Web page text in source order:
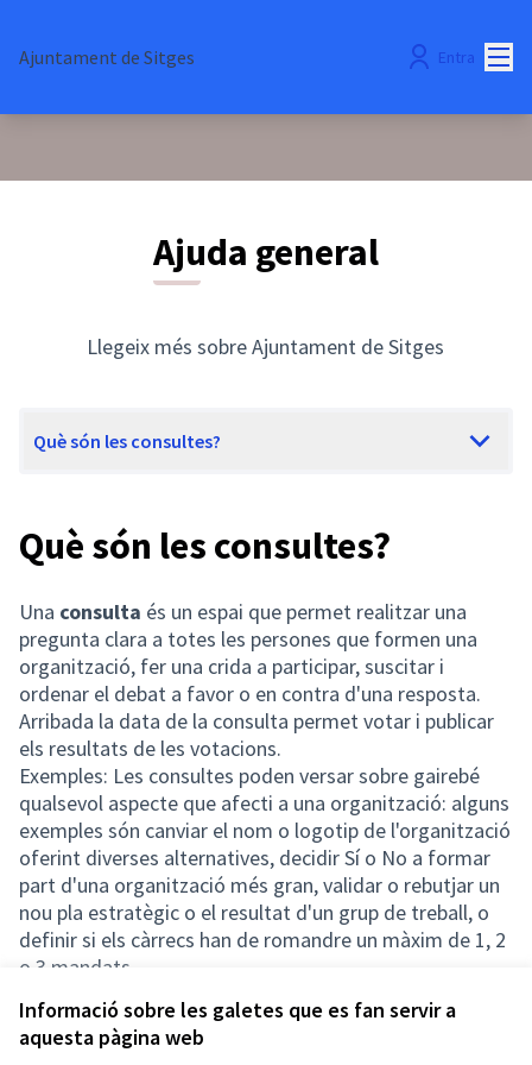
Informació sobre les galetes que es fan servir a
aquesta pàgina web
Ajuntament de Sitges Entra
Ajuda general
Llegeix més sobre Ajuntament de Sitges
Què són les consultes?
Què són les consultes?
Una consulta és un espai que permet realitzar una
pregunta clara a totes les persones que formen una
organització, fer una crida a participar, suscitar i
ordenar el debat a favor o en contra d'una resposta.
Arribada la data de la consulta permet votar i publicar
els resultats de les votacions.
Exemples: Les consultes poden versar sobre gairebé
qualsevol aspecte que afecti a una organització: alguns
exemples són canviar el nom o logotip de l'organització
oferint diverses alternatives, decidir Sí o No a formar
part d'una organització més gran, validar o rebutjar un
nou pla estratègic o el resultat d'un grup de treball, o
definir si els càrrecs han de romandre un màxim de 1, 2
o 3 mandats.